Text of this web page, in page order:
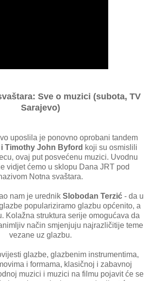
Sve o muzici (subota, TV
Sarajevo)
uposlila je ponovno oprobani tandem
Timothy John Byford koji su osmislili
ovaj put posvećenu muzici. Uvodnu
vidjet ćemo u sklopu Dana JRT pod
Notna svaštara.
nam je urednik Slobodan Terzić - da u
populariziramo glazbu općenito, a
Kolažna struktura serije omogućava da
način smjenjuju najrazličitije teme
vezane uz glazbu.
glazbe, glazbenim instrumentima,
i formama, klasičnoj i zabavnoj
muzici i muzici na filmu pojavit će se